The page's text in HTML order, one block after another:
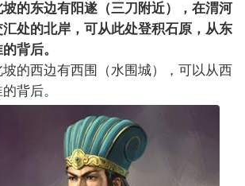
的东边有阳遂（三刀附近），在渭河
处的北岸，可从此处登积石原，从东
背后。
的西边有西围（水围城），可以从西
背后。